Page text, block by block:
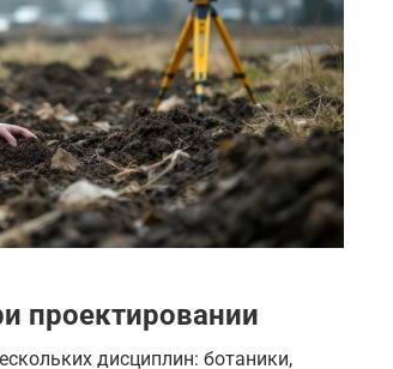
проектировании
дисциплин: ботаники,